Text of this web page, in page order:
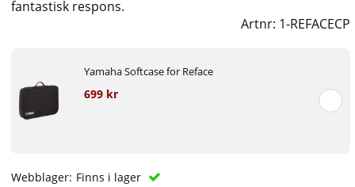
fantastisk respons.
Artnr: 1-REFACECP
Yamaha Softcase for Reface
699 kr
Webblager: Finns i lager